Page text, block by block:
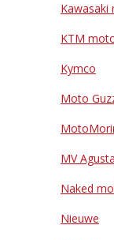
Kawasaki
KTM
Kymco
Moto
MV Agusta
Naked
Nieuwe